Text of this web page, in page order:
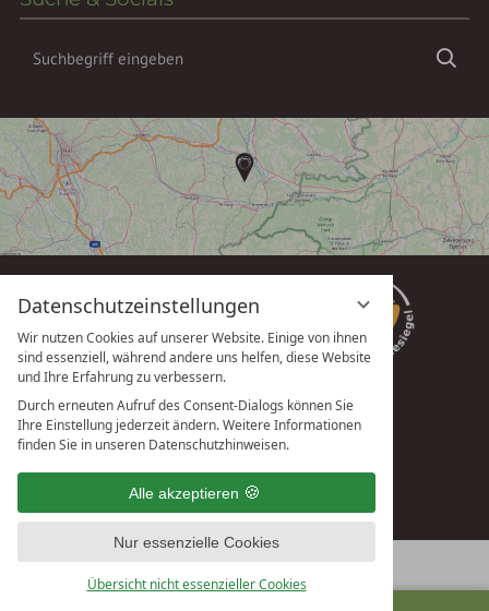
Datenschutzeinstellungen
Wir nutzen Cookies auf unserer Website. Einige von ihnen
sind essenziell, während andere uns helfen, diese Website
und Ihre Erfahrung zu verbessern.
Durch erneuten Aufruf des Consent-Dialogs können Sie
Ihre Einstellung jederzeit ändern. Weitere Informationen
finden Sie in unseren Datenschutzhinweisen.
Alle akzeptieren
Nur essenzielle Cookies
Übersicht nicht essenzieller Cookies
Suchbegriff
vioma GmbH